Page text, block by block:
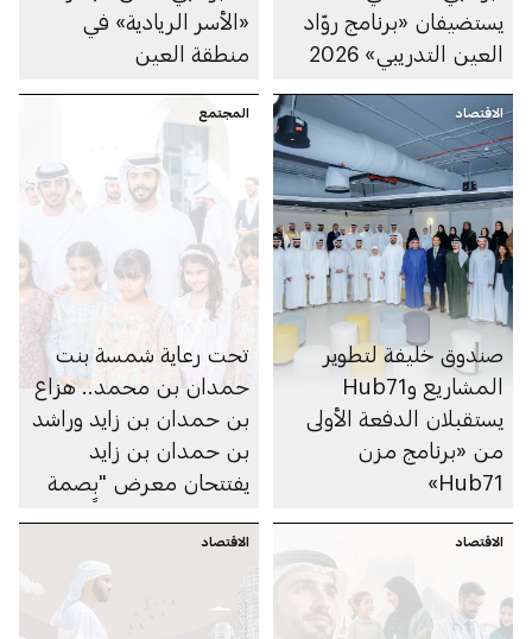
يستضيفان «برنامج روّاد
العين التدريبي» 2026
«الأسر الريادية» في
منطقة العين
الاقتصاد
صندوق خليفة لتطوير
المشاريع وHub71
يستقبلان الدفعة الأولى
من «برنامج مزن
Hub71»
المجتمع
تحت رعاية شمسة بنت
حمدان بن محمد.. هزاع
بن حمدان بن زايد وراشد
بن حمدان بن زايد
يفتتحان معرض "بصمة
الاقتصاد الاقتصاد